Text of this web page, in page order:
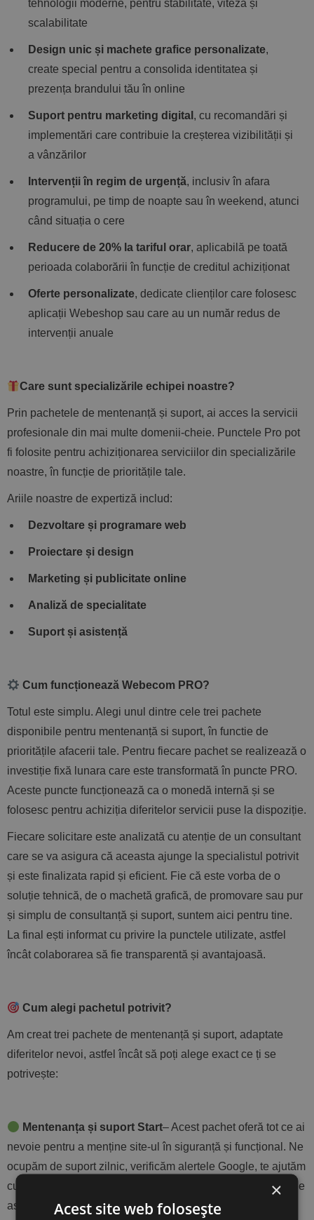
tehnologii moderne, pentru stabilitate, viteză și
scalabilitate
Design unic și machete grafice personalizate,
create special pentru a consolida identitatea și
prezența brandului tău în online
Suport pentru marketing digital , cu recomandări și
implementări care contribuie la creșterea vizibilității și
a vânzărilor
Intervenții în regim de urgență, inclusiv în afara
programului, pe timp de noapte sau în weekend, atunci
când situația o cere
Reducere de 20% la tariful orar, aplicabilă pe toată
perioada colaborării în funcție de creditul achiziționat
Oferte personalizate, dedicate clienților care folosesc
aplicații Webeshop sau care au un număr redus de
intervenții anuale
Care sunt specializările echipei noastre?
Prin pachetele de mentenanță și suport, ai acces la servicii
profesionale din mai multe domenii-cheie. Punctele Pro pot
fi folosite pentru achiziționarea serviciilor din specializările
noastre, în funcție de prioritățile tale.
Ariile noastre de expertiză includ:
Dezvoltare și programare web
Proiectare și design
Marketing și publicitate online
Analiză de specialitate
Suport și asistență
Cum funcționeazăWebecom PRO?
Totul este simplu. Alegi unul dintre cele trei pachete
disponibile pentru mentenanță si suport, în functie de
prioritățile afacerii tale. Pentru fiecare pachet se realizează o
investiție fixă lunara care este transformată în puncte PRO.
Aceste puncte funcționează ca o monedă internă și se
folosesc pentru achiziția diferitelor servicii puse la dispoziție.
Fiecare solicitare este analizată cu atenție de un consultant
care se va asigura că aceasta ajunge la specialistul potrivit
și este finalizata rapid și eficient. Fie că este vorba de o
soluție tehnică, de o machetă grafică, de promovare sau pur
și simplu de consultanță și suport, suntem aici pentru tine.
La final ești informat cu privire la punctele utilizate, astfel
încât colaborarea să fie transparentă și avantajoasă.
Cum alegi pachetul potrivit?
Am creat trei pachete de mentenanță și suport, adaptate
diferitelor nevoi, astfel încât să poți alege exact ce ți se
potrivește:
Mentenanța și suport Start– Acest pachet oferă tot ce ai
nevoie pentru a menține site-ul în siguranță și funcțional. Ne
ocupăm de suport zilnic, verificăm alertele Google, te ajutăm
cu import/export CSV și optimizăm costurile de găzduire. De
asemenea, facem ajustări pe site, reparăm buguri și oferim
×
Acest site web folosește